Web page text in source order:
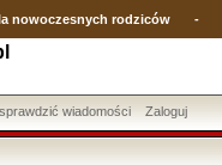
nowoczesnych rodziców -
wiadomości Zaloguj